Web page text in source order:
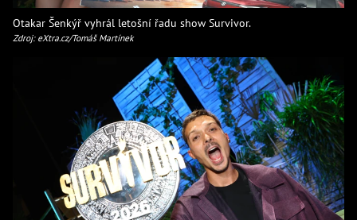
Otakar Šenkýř vyhrál letošní řadu show Survivor.
Zdroj: eXtra.cz/Tomáš Martínek